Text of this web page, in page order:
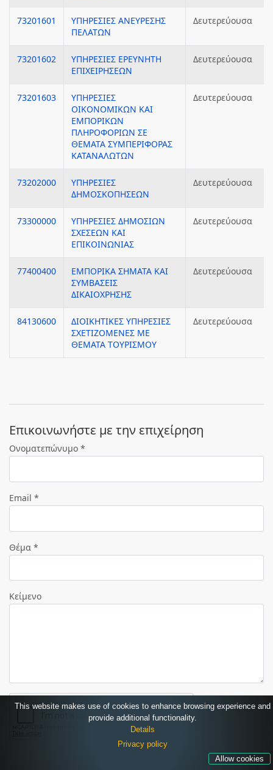
73201601
ΥΠΗΡΕΣΙΕΣ ΑΝΕΥΡΕΣΗΣ
ΠΕΛΑΤΩΝ
Δευτερεύουσα
73201602
ΥΠΗΡΕΣΙΕΣ ΕΡΕΥΝΗΤΗ
ΕΠΙΧΕΙΡΗΣΕΩΝ
Δευτερεύουσα
73201603
ΥΠΗΡΕΣΙΕΣ
ΟΙΚΟΝΟΜΙΚΩΝ ΚΑΙ
ΕΜΠΟΡΙΚΩΝ
ΠΛΗΡΟΦΟΡΙΩΝ ΣΕ
ΘΕΜΑΤΑ ΣΥΜΠΕΡΙΦΟΡΑΣ
ΚΑΤΑΝΑΛΩΤΩΝ
Δευτερεύουσα
73202000
ΥΠΗΡΕΣΙΕΣ
ΔΗΜΟΣΚΟΠΗΣΕΩΝ
Δευτερεύουσα
73300000
ΥΠΗΡΕΣΙΕΣ ΔΗΜΟΣΙΩΝ
ΣΧΕΣΕΩΝ ΚΑΙ
ΕΠΙΚΟΙΝΩΝΙΑΣ
Δευτερεύουσα
77400400
ΕΜΠΟΡΙΚΑ ΣΗΜΑΤΑ ΚΑΙ
ΣΥΜΒΑΣΕΙΣ
ΔΙΚΑΙΟΧΡΗΣΗΣ
Δευτερεύουσα
84130600
ΔΙΟΙΚΗΤΙΚΕΣ ΥΠΗΡΕΣΙΕΣ
ΣΧΕΤΙΖΟΜΕΝΕΣ ΜΕ
ΘΕΜΑΤΑ ΤΟΥΡΙΣΜΟΥ
Δευτερεύουσα
Eπικοινωνήστε με την επιχείρηση
Ονοματεπώνυμο *
Email *
Θέμα *
Κείμενο
This website makes use of cookies to enhance browsing experience and
provide additional functionality.
Details
Privacy policy
Allow cookies